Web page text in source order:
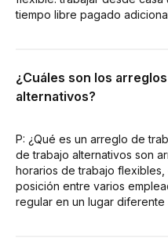
tiempo libre pagado
¿Cuáles son los
alternativos?
P: ¿Qué es un arreglo de
de trabajo alternativos son
horarios de trabajo
posición entre varios
regular en un lugar